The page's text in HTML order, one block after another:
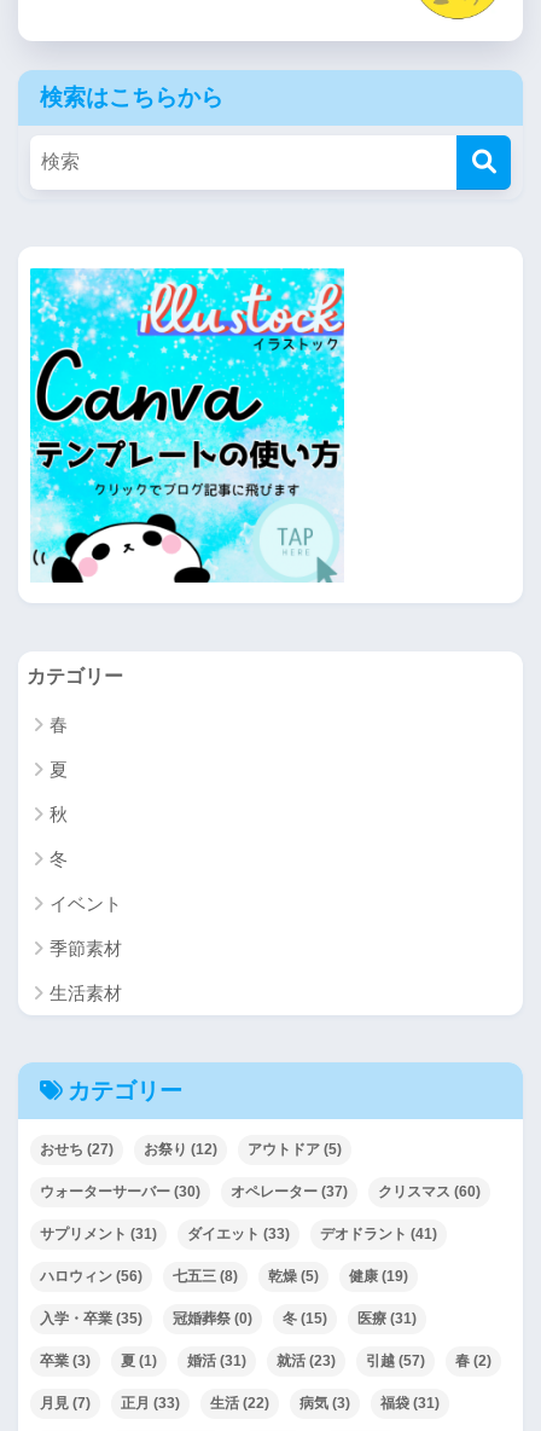
検索はこちらから
カテゴリー
春
夏
秋
冬
イベント
季節素材
生活素材
カテゴリー
おせち (27) お祭り (12) アウトドア (5)
ウォーターサーバー (30) オペレーター (37) クリスマス (60)
サプリメント (31) ダイエット (33) デオドラント (41)
ハロウィン (56) 七五三 (8) 乾燥 (5) 健康 (19)
入学・卒業 (35) 冠婚葬祭 (0) 冬 (15) 医療 (31)
卒業 (3) 夏 (1) 婚活 (31) 就活 (23) 引越 (57) 春 (2)
月見 (7) 正月 (33) 生活 (22) 病気 (3) 福袋 (31)